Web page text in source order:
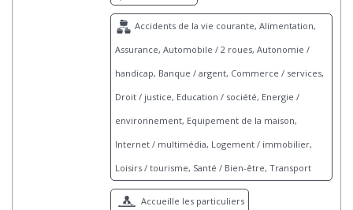
Accidents de la vie courante, Alimentation,
Assurance, Automobile / 2 roues, Autonomie /
handicap, Banque / argent, Commerce / services,
Droit / justice, Education / société, Energie /
environnement, Equipement de la maison,
Internet / multimédia, Logement / immobilier,
Loisirs / tourisme, Santé / Bien-être, Transport
Accueille les particuliers